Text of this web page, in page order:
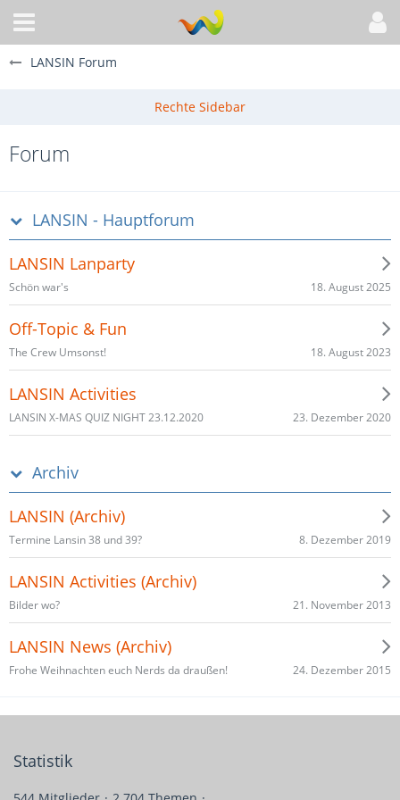
LANSIN Forum
Forum
LANSIN - Hauptforum
LANSIN Lanparty
Schön war's 18. August 2025
Off-Topic & Fun
The Crew Umsonst! 18. August 2023
LANSIN Activities
LANSIN X-MAS QUIZ NIGHT 23.12.2020 23. Dezember 2020
Archiv
LANSIN (Archiv)
Termine Lansin 38 und 39? 8. Dezember 2019
LANSIN Activities (Archiv)
Bilder wo? 21. November 2013
LANSIN News (Archiv)
Frohe Weihnachten euch Nerds da draußen! 24. Dezember 2015
Statistik